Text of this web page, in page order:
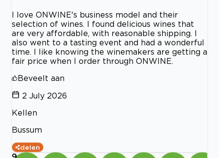
I love ONWINE's business model and their
selection of wines. I found delicious wines that
are very affordable, with reasonable shipping. I
also went to a tasting event and had a wonderful
time. I like knowing the winemakers are getting a
fair price when I order through ONWINE.
Beveelt aan
2 July 2026
Kellen
Bussum
delen